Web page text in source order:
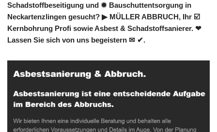
Schadstoffbeseitigung und ✹ Bauschuttentsorgung in
Neckartenzlingen gesucht? ▶︎ MÜLLER ABBRUCH, Ihr ☑️
Kernbohrung Profi sowie Asbest & Schadstoffsanierer. ❤
Lassen Sie sich von uns begeistern ✉ ✔.